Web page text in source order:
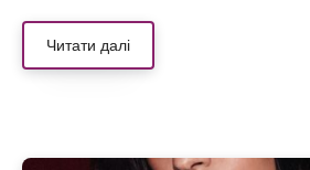
Читати далі